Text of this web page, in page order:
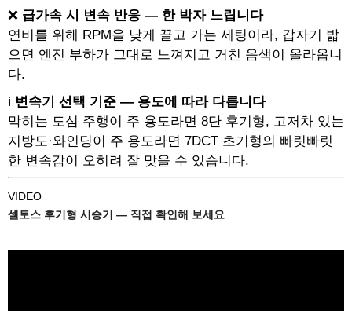
❌ 급가속 시 변속 반응 — 한 박자 느립니다
연비를 위해 RPM을 낮게 끌고 가는 세팅이라, 갑자기 밟
으면 엔진 부하가 그대로 느껴지고 거친 음색이 올라옵니
다.
ℹ️ 변속기 선택 기준 — 용도에 따라 다릅니다
막히는 도심 주행이 주 용도라면 8단 후기형, 고저차 있는
지방도·와인딩이 주 용도라면 7DCT 초기형의 빠릿빠릿
한 변속감이 오히려 잘 맞을 수 있습니다.
VIDEO
셀토스 후기형 시승기 — 직접 확인해 보세요